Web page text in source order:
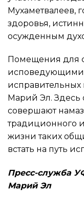
Мухаметвалеев,
здоровья,
осужденным
Помещения для
исповедующими
исправительных
Марий Эл. Здесь
совершают
традиционного
жизни таких
встать на путь
Пресс-служба
Марий Эл